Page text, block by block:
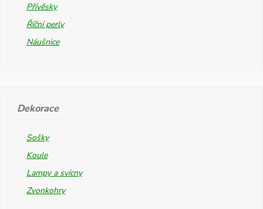
Přívěsky
Říční perly
Náušnice
Dekorace
Sošky
Koule
Lampy a svícny
Zvonkohry